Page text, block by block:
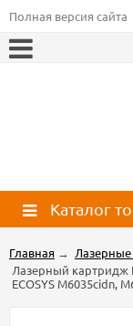
Полная версия сайта
Каталог
Главная →
Лазерный картридж
ECOSYS M6035cidn,